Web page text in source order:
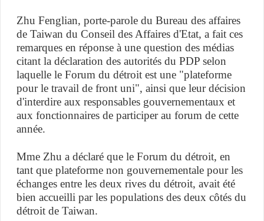
Zhu Fenglian, porte-parole du Bureau des affaires
de Taiwan du Conseil des Affaires d'Etat, a fait ces
remarques en réponse à une question des médias
citant la déclaration des autorités du PDP selon
laquelle le Forum du détroit est une "plateforme
pour le travail de front uni", ainsi que leur décision
d'interdire aux responsables gouvernementaux et
aux fonctionnaires de participer au forum de cette
année.
Mme Zhu a déclaré que le Forum du détroit, en
tant que plateforme non gouvernementale pour les
échanges entre les deux rives du détroit, avait été
bien accueilli par les populations des deux côtés du
détroit de Taiwan.